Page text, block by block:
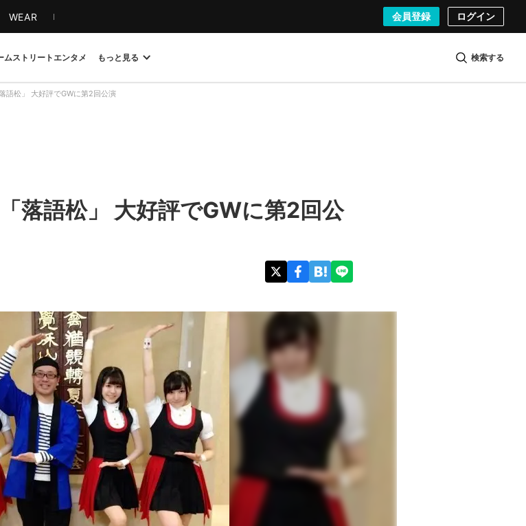
WEAR 会員登録 ログイン
ムストリート エンタメ もっと見る 検索する
語松」 大好評でGWに第2回公演
落語松」 大好評でGWに第2回公